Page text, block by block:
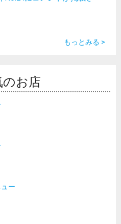
もっとみる >
お店
ー